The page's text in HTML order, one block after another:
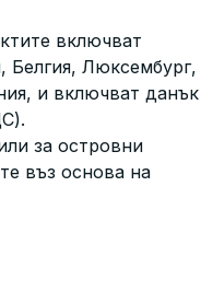
включват
Белгия, Люксембург,
и включват данък
за островни
въз основа на